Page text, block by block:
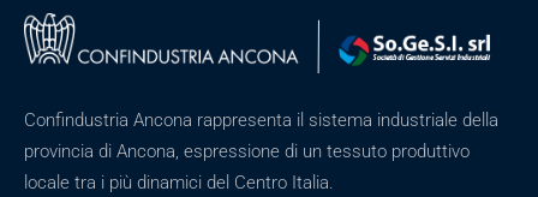
Confindustria Ancona rappresenta il sistema industriale della
provincia di Ancona, espressione di un tessuto produttivo
locale tra i più dinamici del Centro Italia.